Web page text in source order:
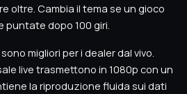
oltre. Cambia il tema se un gioco
puntate dopo 100 giri.
migliori per i dealer dal vivo.
live trasmettono in 1080p con un
la riproduzione fluida sui dati